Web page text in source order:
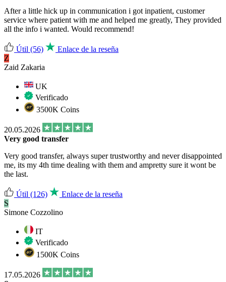
After a little hick up in communication i got inpatient, customer
service where patient with me and helped me greatly, They provided
all the info i wanted. Would recommend!
Útil (56)
Enlace de la reseña
Z
Zaid Zakaria
UK
Verificado
3500K Coins
20.05.2026
Very good transfer
Very good transfer, always super trustworthy and never disappointed
me, its my 4th time dealing with them and ampretty sure it wont be
the last.
Útil (126)
Enlace de la reseña
S
Simone Cozzolino
IT
Verificado
1500K Coins
17.05.2026